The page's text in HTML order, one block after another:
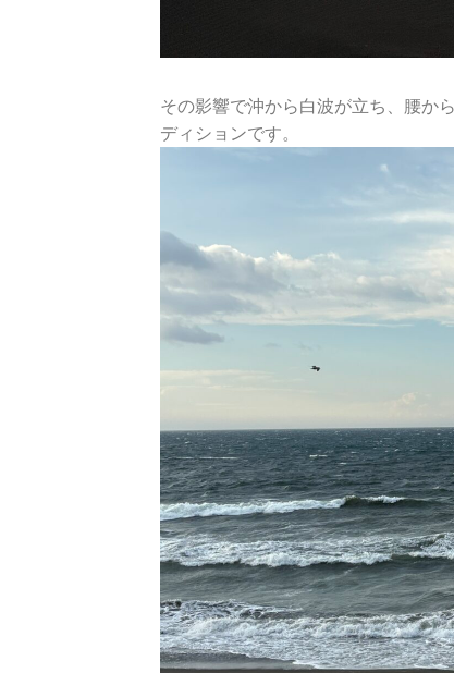
その影響で沖から白波が立ち、腰か
ディションです。